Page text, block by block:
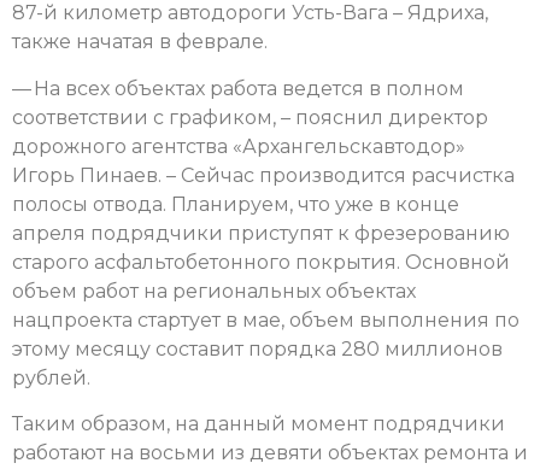
87-й километр автодороги Усть-Вага – Ядриха,
также начатая в феврале.
— На всех объектах работа ведется в полном
соответствии с графиком, – пояснил директор
дорожного агентства «Архангельскавтодор»
Игорь Пинаев. – Сейчас производится расчистка
полосы отвода. Планируем, что уже в конце
апреля подрядчики приступят к фрезерованию
старого асфальтобетонного покрытия. Основной
объем работ на региональных объектах
нацпроекта стартует в мае, объем выполнения по
этому месяцу составит порядка 280 миллионов
рублей.
Таким образом, на данный момент подрядчики
работают на восьми из девяти объектах ремонта и